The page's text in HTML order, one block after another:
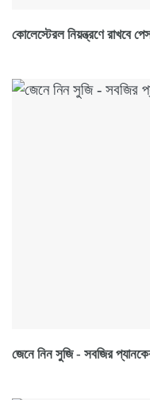
কোলেস্টেরল নিয়ন্ত্রণে রাখবে
জেনে নিন সুজি - সবজির